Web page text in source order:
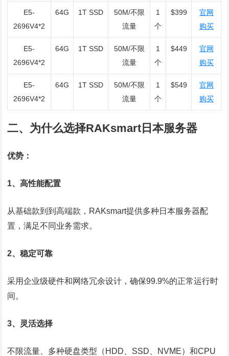
E5-
2696V4*2
64G 1T SSD
50M/不限
流量
1
个
$399
官网
购买
E5-
2696V4*2
64G 1T SSD
50M/不限
流量
1
个
$449
官网
购买
E5-
2696V4*2
64G 1T SSD
50M/不限
流量
1
个
$549
官网
购买
二、为什么选择RAKsmart日本服务器
优势：
1、高性能配置
从基础款到到高端款，RAKsmart提供多种日本服务器配
置，满足不同业务需求。
2、稳定可靠
采用企业级硬件和网络冗余设计，确保99.9%的正常运行时
间。
3、灵活选择
不限流量、多种硬盘类型（HDD、SSD、NVME）和CPU